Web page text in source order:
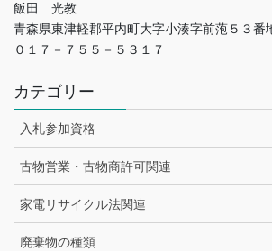
飯田 光教
青森県東津軽郡平内町大字小湊字前萢５３番
０１７－７５５－５３１７
カテゴリー
入札参加資格
古物営業・古物商許可関連
家電リサイクル法関連
廃棄物の種類